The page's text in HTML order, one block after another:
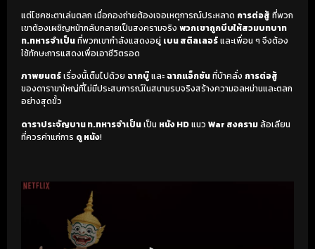
แต่โชคชะตาเล่นตลก เมื่อกองถ่ายต้องเจอเหตุการณ์ประหลาด การต่อสู้ ที่พวก
เขาต้องเผชิญหน้ากลับกลายเป็นสงครามจริง พวกเขาถูกบีบให้สวมบทบาท
ท.ทหารจำเป็นที่พวกเขากำลังแสดงอยู่ เบน สติลเลอร์และเพื่อน ๆ จึงต้อง
ใช้ทักษะการแสดงเพื่อเอาชีวิตรอด
ภาพยนตร์เรื่องนี้เต็มไปด้วย ฉากบู๊และ ฉากแอ็กชันที่บ้าคลั่ง การต่อสู้
ของดาราขาใหญ่ที่ไม่มีประสบการณ์ในสนามรบจริงสร้างความอลหม่านและตลก
อย่างสุดขั้ว
ดาราประจัญบาน ท.ทหารจำเป็นเป็น หนัง HDแนว War สงครามล้อเลียน
ที่ควรค่าแก่การ ดู หนัง!